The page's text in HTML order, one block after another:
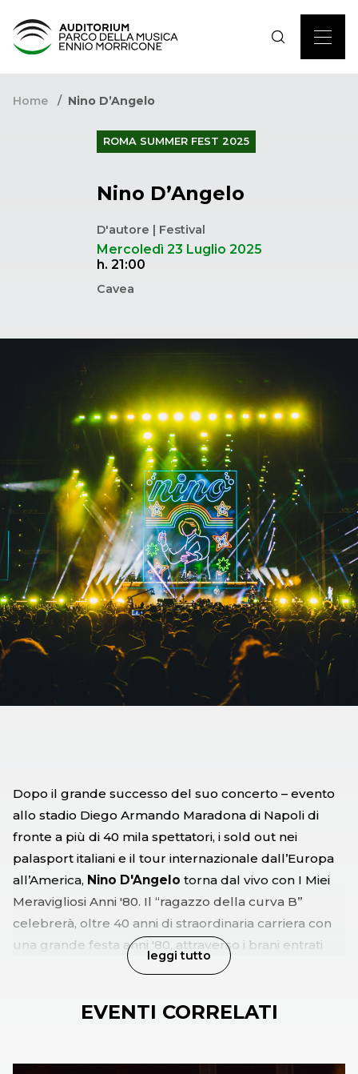
Home Nino D’Angelo
ROMA SUMMER FEST 2025
Nino D’Angelo
D'autore | Festival
Mercoledì 23 Luglio 2025
h. 21:00
Cavea
Dopo il grande successo del suo concerto – evento
allo stadio Diego Armando Maradona di Napoli di
fronte a più di 40 mila spettatori, i sold out nei
palasport italiani e il tour internazionale dall’Europa
all’America, Nino D'Angelo torna dal vivo con I Miei
Meravigliosi Anni '80. Il “ragazzo della curva B”
celebrerà, oltre 40 anni di straordinaria carriera con
una grande festa anni '80, attraverso i brani entrati
nel cuore di più generazioni come "A' Discoteca", inno
con il suo ritmo coinvolgente, " Popcorn e Patatine"
leggi tutto
EVENTI CORRELATI